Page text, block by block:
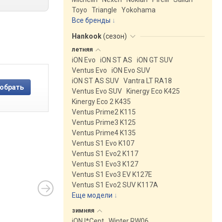
Toyo
Triangle
Yokohama
Все бренды
Hankook(сезон)
летняя
iON Evo iON ST AS
iON GT SUV
Ventus Evo
iON Evo SUV
iON ST AS SUV Vantra LT RA18
Ventus Evo SUV
Kinergy Eco K425
Kinergy Eco 2 K435
Ventus Prime2 K115
Ventus Prime3 K125
Ventus Prime4 K135
Ventus S1 Evo K107
Ventus S1 Evo2 K117
Ventus S1 Evo3 K127
Ventus S1 Evo3 EV K127E
Ventus S1 Evo2 SUV K117A
Еще модели ↓
зимняя